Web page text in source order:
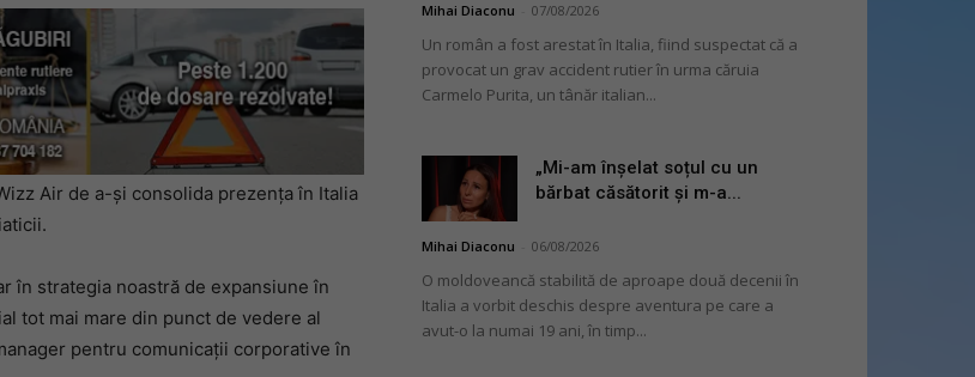
Air de a-și consolida prezența în Italia
în strategia noastră de expansiune în
tot mai mare din punct de vedere al
pentru comunicații corporative în
Mihai Diaconu 07/08/2026
Un român a fost arestat în Italia, fiind suspectat că a
provocat un grav accident rutier în urma căruia
Carmelo Purita, un tânăr italian...
„Mi-am înșelat soțul cu un
bărbat căsătorit și m-a...
Mihai Diaconu 06/08/2026
O moldoveancă stabilită de aproape două decenii în
Italia a vorbit deschis despre aventura pe care a
avut-o la numai 19 ani, în timp...